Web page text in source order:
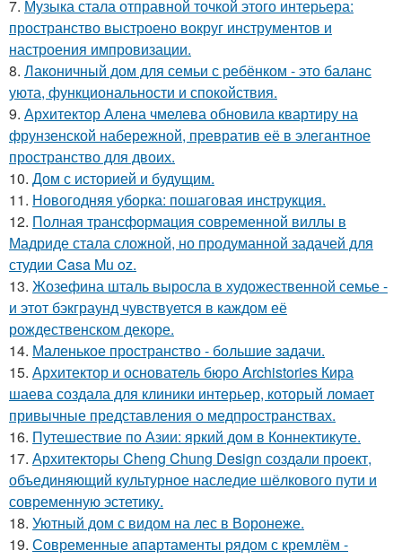
7. Музыка стала отправной точкой этого интерьера:
пространство выстроено вокруг инструментов и
настроения импровизации.
8. Лаконичный дом для семьи с ребёнком - это баланс
уюта, функциональности и спокойствия.
9. Архитектор Алена чмелева обновила квартиру на
фрунзенской набережной, превратив её в элегантное
пространство для двоих.
10. Дом с историей и будущим.
11. Новогодняя уборка: пошаговая инструкция.
12. Полная трансформация современной виллы в
Мадриде стала сложной, но продуманной задачей для
студии Casa Mu oz.
13. Жозефина шталь выросла в художественной семье -
и этот бэкграунд чувствуется в каждом её
рождественском декоре.
14. Маленькое пространство - большие задачи.
15. Архитектор и основатель бюро Archistories Кира
шаева создала для клиники интерьер, который ломает
привычные представления о медпространствах.
16. Путешествие по Азии: яркий дом в Коннектикуте.
17. Архитекторы Cheng Chung Design создали проект,
объединяющий культурное наследие шёлкового пути и
современную эстетику.
18. Уютный дом с видом на лес в Воронеже.
19. Современные апартаменты рядом с кремлём -